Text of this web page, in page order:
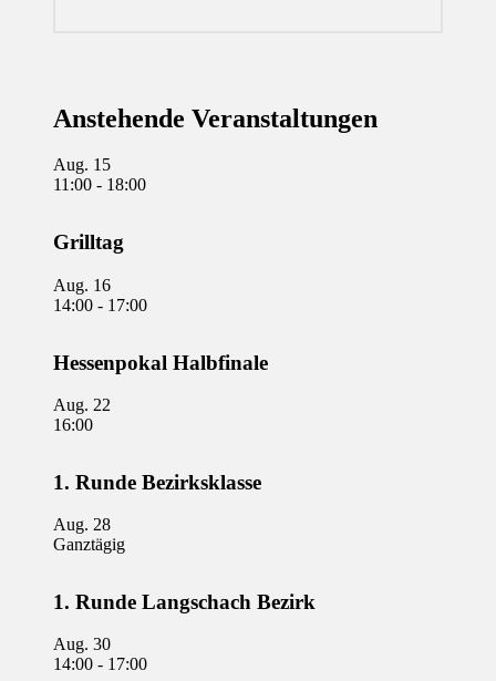
Anstehende Veranstaltungen
Aug. 15
11:00 - 18:00
Grilltag
Aug. 16
14:00 - 17:00
Hessenpokal Halbfinale
Aug. 22
16:00
1. Runde Bezirksklasse
Aug. 28
Ganztägig
1. Runde Langschach Bezirk
Aug. 30
14:00 - 17:00